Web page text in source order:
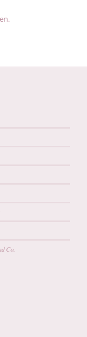
Co.